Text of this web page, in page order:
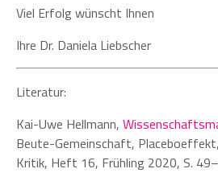
Viel Erfolg wünscht Ihnen
Ihre Dr. Daniela Liebscher
Literatur:
Kai-Uwe Hellmann,
Beute-Gemeinschaft,
Kritik, Heft 16, Frühling 2020, S.